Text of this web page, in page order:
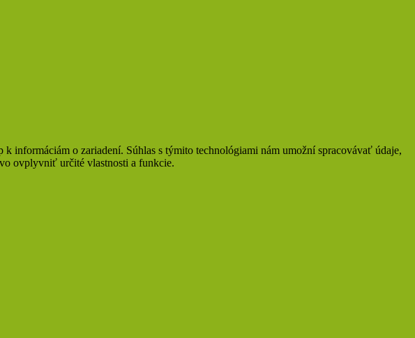
informáciám o zariadení. Súhlas s týmito technológiami nám umožní spracovávať údaje,
ovplyvniť určité vlastnosti a funkcie.